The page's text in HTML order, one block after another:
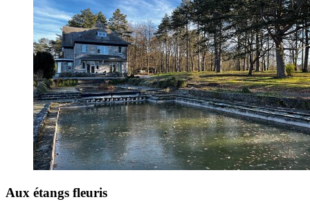
Aux étangs fleuris